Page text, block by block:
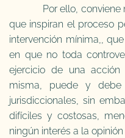
Por ello, conviene no
que inspiran el proceso
intervención mínima,,
en que no toda
ejercicio de una
misma, puede y debe
jurisdiccionales, sin
difíciles y costosas,
ningún interés a la